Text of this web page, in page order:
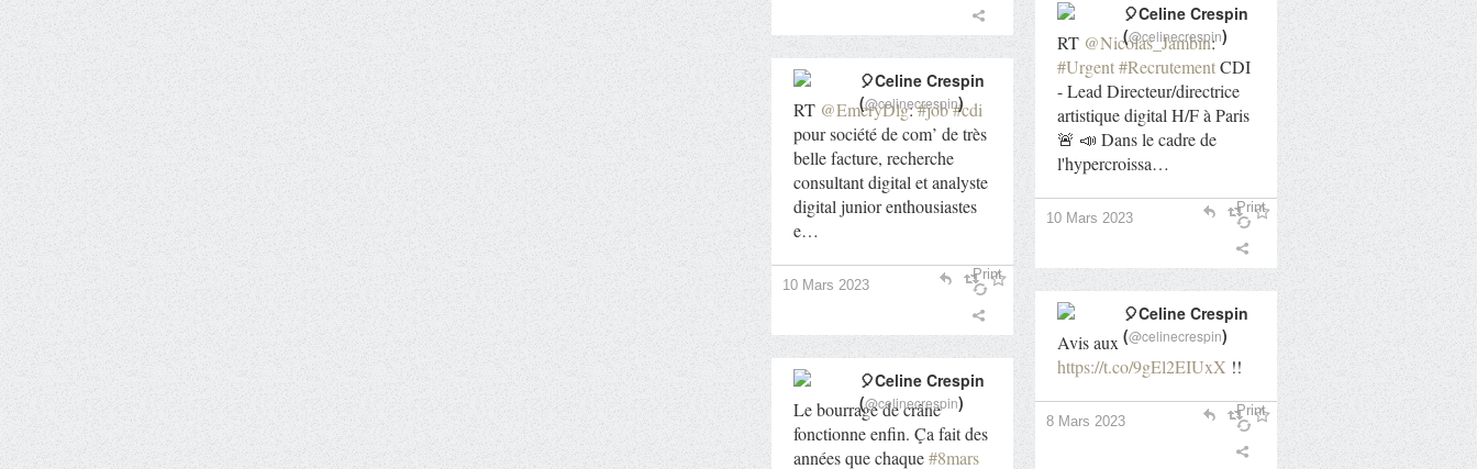
RT @Nicolas_Jambin:
#Urgent#RecrutementCDI
- Lead Directeur/directrice
artistique digital H/F à Paris
🚨 📣 Dans le cadre de
l'hypercroissa…
🎈Celine Crespin
(@celinecrespin)
10 Mars 2023
Print
RT @EmeryDlg:#job#cdi
pour société de com’ de très
belle facture, recherche
consultant digital et analyste
digital junior enthousiastes
e…
🎈Celine Crespin
(@celinecrespin)
10 Mars 2023
Print
Avis aux
https://t.co/9gEl2EIUxX !!
🎈Celine Crespin
(@celinecrespin)
8 Mars 2023
Print
Le bourrage de crâne
fonctionne enfin. Ça fait des
années que chaque#8mars
🎈Celine Crespin
(@celinecrespin)